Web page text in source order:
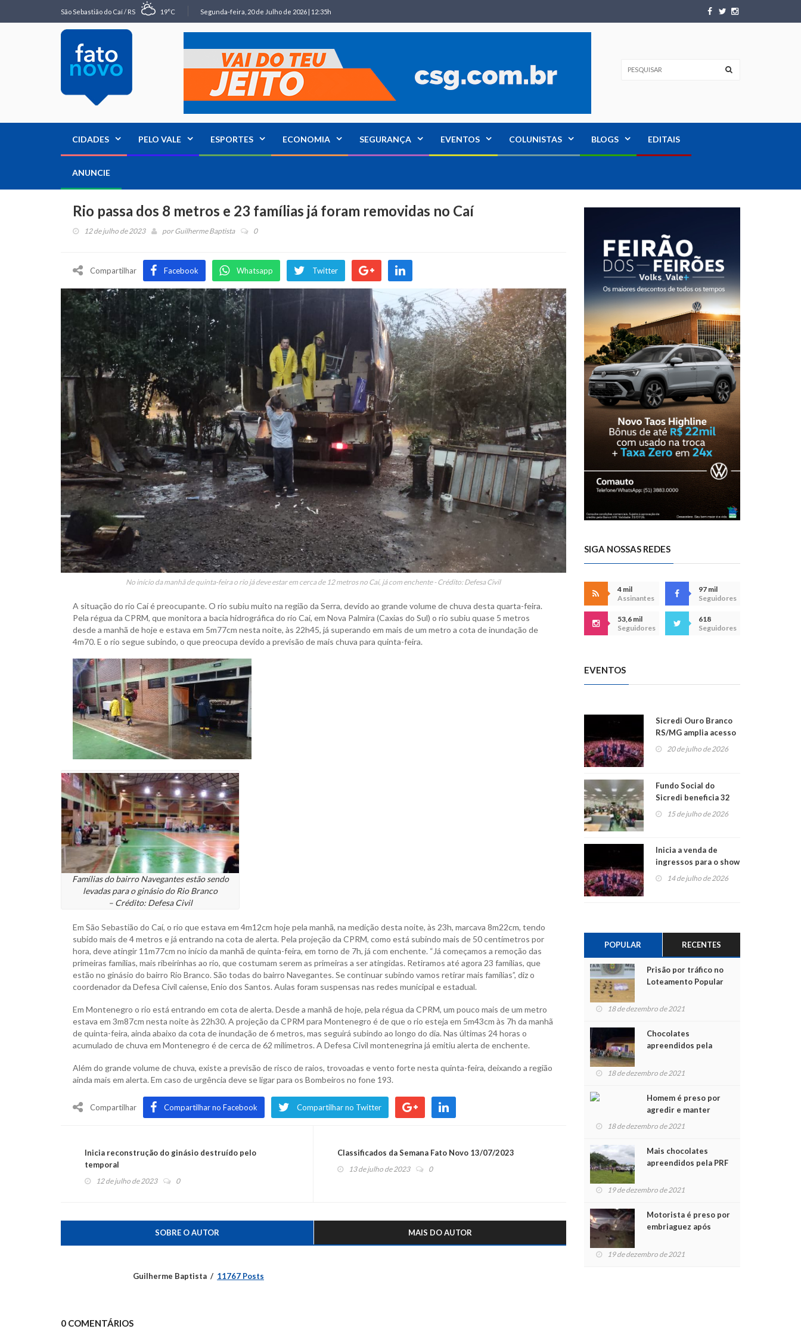
São Sebastião do Caí / RS 19°C Segunda-feira, 20 de Julho de 2026 | 12:35h
CIDADES PELO VALE ESPORTES ECONOMIA SEGURANÇA EVENTOS COLUNISTAS BLOGS EDITAIS
ANUNCIE
Rio passa dos 8 metros e 23 famílias já foram removidas no Caí
12 de julho de 2023 porGuilherme Baptista 0
Compartilhar Facebook Whatsapp Twitter
No início da manhã de quinta-feira o rio já deve estar em cerca de 12 metros no Caí, já com enchente - Crédito: Defesa Civil
A situação do rio Caí é preocupante. O rio subiu muito na região da Serra, devido ao grande volume de chuva desta quarta-feira.
Pela régua da CPRM, que monitora a bacia hidrográfica do rio Caí, em Nova Palmira (Caxias do Sul) o rio subiu quase 5 metros
desde a manhã de hoje e estava em 5m77cm nesta noite, às 22h45, já superando em mais de um metro a cota de inundação de
4m70. E o rio segue subindo, o que preocupa devido a previsão de mais chuva para quinta-feira.
Famílias do bairro Navegantes estão sendo
levadas para o ginásio do Rio Branco
– Crédito: Defesa Civil
Em São Sebastião do Caí, o rio que estava em 4m12cm hoje pela manhã, na medição desta noite, às 23h, marcava 8m22cm, tendo
subido mais de 4 metros e já entrando na cota de alerta. Pela projeção da CPRM, como está subindo mais de 50 centímetros por
hora, deve atingir 11m77cm no início da manhã de quinta-feira, em torno de 7h, já com enchente. “Já começamos a remoção das
primeiras famílias, mais ribeirinhas ao rio, que costumam serem as primeiras a ser atingidas. Retiramos até agora 23 famílias, que
estão no ginásio do bairro Rio Branco. São todas do bairro Navegantes. Se continuar subindo vamos retirar mais famílias”, diz o
coordenador da Defesa Civil caiense, Enio dos Santos. Aulas foram suspensas nas redes municipal e estadual.
Em Montenegro o rio está entrando em cota de alerta. Desde a manhã de hoje, pela régua da CPRM, um pouco mais de um metro
estava em 3m87cm nesta noite às 22h30. A projeção da CPRM para Montenegro é de que o rio esteja em 5m43cm às 7h da manhã
de quinta-feira, ainda abaixo da cota de inundação de 6 metros, mas seguirá subindo ao longo do dia. Nas últimas 24 horas o
acumulado de chuva em Montenegro é de cerca de 62 milímetros. A Defesa Civil montenegrina já emitiu alerta de enchente.
Além do grande volume de chuva, existe a previsão de risco de raios, trovoadas e vento forte nesta quinta-feira, deixando a região
ainda mais em alerta. Em caso de urgência deve se ligar para os Bombeiros no fone 193.
Compartilhar Compartilhar no Facebook Compartilhar no Twitter
Inicia reconstrução do ginásio destruído pelo
temporal
12 de julho de 2023 0
Classificados da Semana Fato Novo 13/07/2023
13 de julho de 2023 0
SOBRE O AUTOR MAIS DO AUTOR
Guilherme Baptista 11767 Posts
0 COMENTÁRIOS
SIGA NOSSAS REDES
4 mil
Assinantes
97 mil
Seguidores
53,6 mil
Seguidores
618
Seguidores
EVENTOS
Sicredi Ouro Branco
RS/MG amplia acesso
ao show dos 45 anos
20 de julho de 2026
Fundo Social do
Sicredi beneficia 32
projetos em
Montenegro
15 de julho de 2026
Inicia a venda de
ingressos para o show
do Jota Quest nos 45
14 de julho de 2026
POPULAR RECENTES
Prisão por tráfico no
Loteamento Popular
18 de dezembro de 2021
Chocolates
apreendidos pela
para crianças na
18 de dezembro de 2021
Homem é preso por
agredir e manter
mulher em cárcere
18 de dezembro de 2021
Mais chocolates
apreendidos pela PRF
crianças no Natal
19 de dezembro de 2021
Motorista é preso por
embriaguez após
feridos
19 de dezembro de 2021